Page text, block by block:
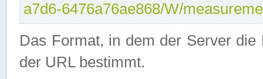
a7d6-6476a76ae868/W/
Das Format, in dem der Server
der URL bestimmt.